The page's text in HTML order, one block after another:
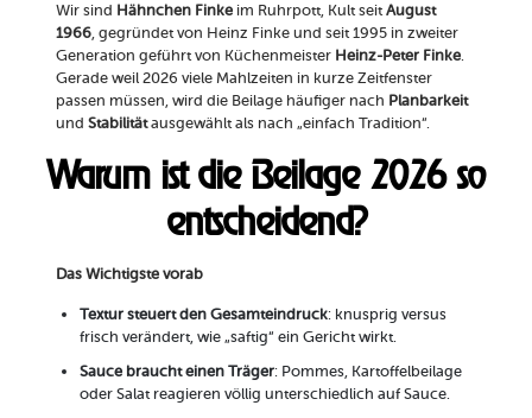
Wir sind Hähnchen Finkeim Ruhrpott, Kult seitAugust
1966, gegründet von Heinz Finke und seit 1995 in zweiter
Generation geführt von Küchenmeister Heinz-Peter Finke.
Gerade weil 2026 viele Mahlzeiten in kurze Zeitfenster
passen müssen, wird die Beilage häufiger nach Planbarkeit
und Stabilitätausgewählt als nach „einfach Tradition“.
Warum ist die Beilage 2026 so
entscheidend?
Das Wichtigste vorab
Textur steuert den Gesamteindruck: knusprig versus
frisch verändert, wie „saftig“ ein Gericht wirkt.
Sauce braucht einen Träger: Pommes, Kartoffelbeilage
oder Salat reagieren völlig unterschiedlich auf Sauce.